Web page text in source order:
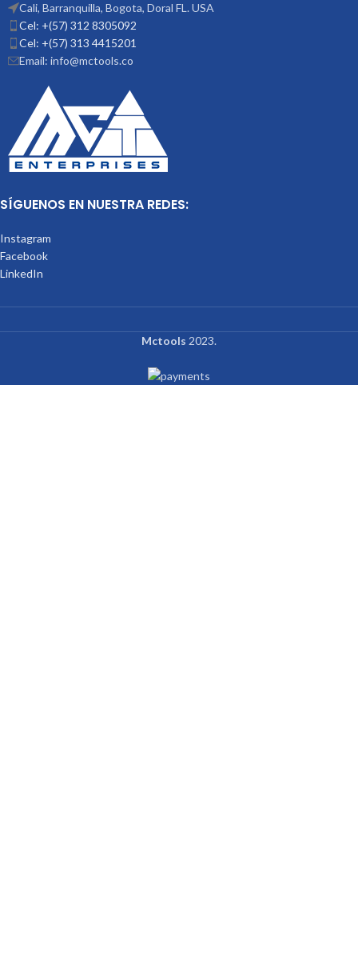
Cali, Barranquilla, Bogota, Doral FL. USA
Cel: +(57) 312 8305092
Cel: +(57) 313 4415201
Email: info@mctools.co
SÍGUENOS EN NUESTRA REDES:
Instagram
Facebook
LinkedIn
Mctools 2023.